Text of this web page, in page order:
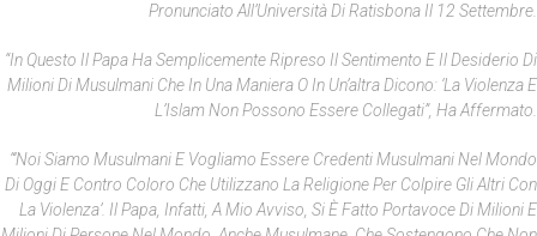
Pronunciato All’Università Di Ratisbona Il 12 Settembre.
“In Questo Il Papa Ha Semplicemente Ripreso Il Sentimento E Il Desiderio Di
Milioni Di Musulmani Che In Una Maniera O In Un’altra Dicono: ‘la Violenza E
L’Islam Non Possono Essere Collegati”, Ha Affermato.
“‘Noi Siamo Musulmani E Vogliamo Essere Credenti Musulmani Nel Mondo
Di Oggi E Contro Coloro Che Utilizzano La Religione Per Colpire Gli Altri Con
La Violenza’. Il Papa, Infatti, A Mio Avviso, Si È Fatto Portavoce Di Milioni E